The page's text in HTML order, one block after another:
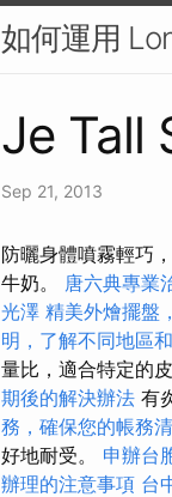
如何運用
Je Tall
Sep 21, 2013
防曬身體噴霧輕巧
牛奶。 唐六典專業
光澤 精美外燴擺盤
明，了解不同地區
量比，適合特定的
期後的解決辦法 有
務，確保您的帳務
好地耐受。 申辦台
辦理的注意事項 台